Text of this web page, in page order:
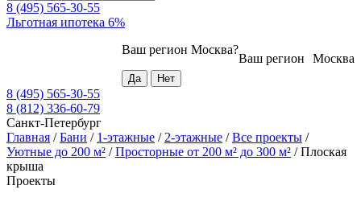
8 (495) 565-30-55
Льготная ипотека 6%
Москва
Ваш регион
Ваш регион Москва?
8 (495) 565-30-55
8 (812) 336-60-79
Санкт-Петербург
Главная /Бани / 1-этажные / 2-этажные /Все проекты /
Уютные до 200 м² /Просторные от 200 м² до 300 м² /Плоская
крыша
Проекты